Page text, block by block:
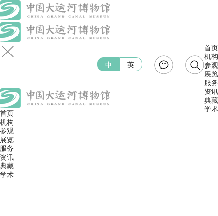
首页
机构
参观
展览
服务
资讯
典藏
学术
中 英
首页
机构
参观
展览
服务
资讯
典藏
学术